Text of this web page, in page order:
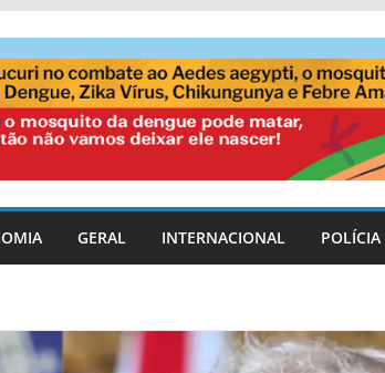
GERAL INTERNACIONAL POLÍCIA